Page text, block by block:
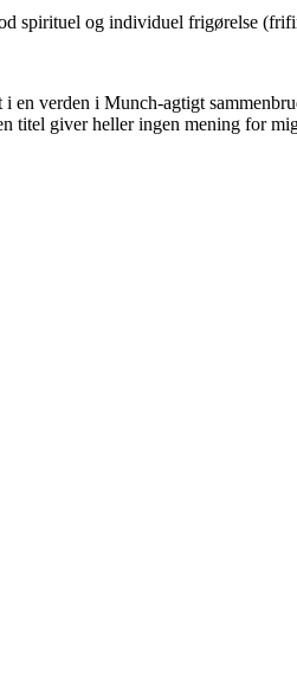
spirituel og individuel frigørelse
i en verden i Munch-agtigt
titel giver heller ingen mening for